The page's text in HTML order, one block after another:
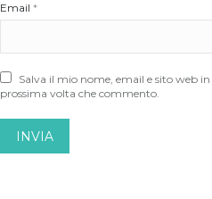
Email *
Salva il mio nome, email e sito web
prossima volta che commento.